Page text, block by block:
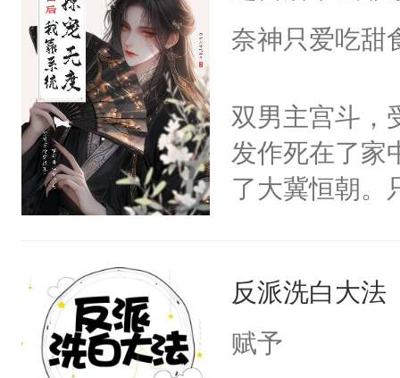
奈神只爱吃甜
双男主宫斗，
发作死在了家
了大冀恒朝。
惜被人暗害，
绝。主神知晓
反派洗白大法
赋予